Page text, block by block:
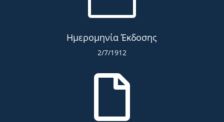
Ημερομηνία Έκδοσης
2/7/1912
